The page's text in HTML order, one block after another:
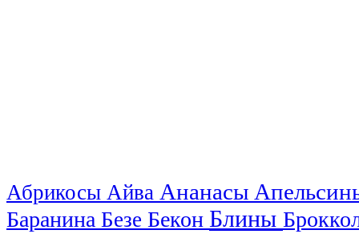
Абрикосы Айва Ананасы
Баранина Безе Бекон Блины